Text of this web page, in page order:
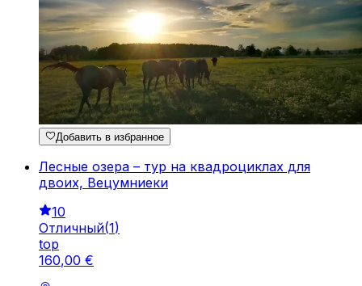
Добавить в избранное
Лесные озера – тур на квадроциклах для
двоих, Вецумниеки
10
Отличный(1)
top
160,00 €